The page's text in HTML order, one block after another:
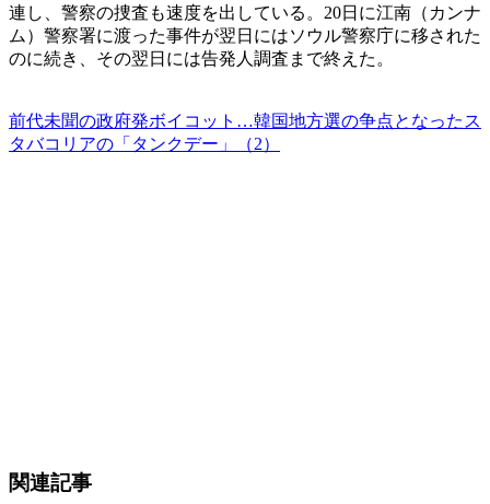
連し、警察の捜査も速度を出している。20日に江南（カンナ
ム）警察署に渡った事件が翌日にはソウル警察庁に移された
のに続き、その翌日には告発人調査まで終えた。
前代未聞の政府発ボイコット…韓国地方選の争点となったス
タバコリアの「タンクデー」（2）
関連記事